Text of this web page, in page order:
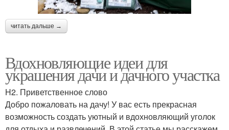
читать дальше →
Вдохновляющие идеи для
украшения дачи и дачного участка
H2. Приветственное слово
Добро пожаловать на дачу! У вас есть прекрасная
возможность создать уютный и вдохновляющий уголок